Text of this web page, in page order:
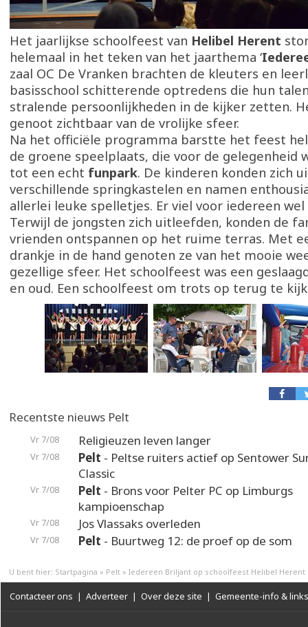
Het jaarlijkse schoolfeest van Helibel Herent
helemaal in het teken van het jaarthema ‘
zaal OC De Vranken brachten de kleuters en
basisschool schitterende optredens die hun
stralende persoonlijkheden in de kijker zetten.
genoot zichtbaar van de vrolijke sfeer.
Na het officiële programma barstte het feest
de groene speelplaats, die voor de gelegenheid
tot een echt funpark. De kinderen konden zich
verschillende springkastelen en namen
allerlei leuke spelletjes. Er viel voor iedereen
Terwijl de jongsten zich uitleefden, konden de
vrienden ontspannen op het ruime terras. Met
drankje in de hand genoten ze van het mooie
gezellige sfeer. Het schoolfeest was een
en oud. Een schoolfeest om trots op terug te
Recentste nieuws Pelt
Vr 7/08 Religieuzen leven langer
Vr 7/08 Pelt - Peltse ruiters actief op Sentower
Classic
Vr 7/08 Pelt - Brons voor Pelter PC op Limburgs
kampioenschap
Vr 7/08 Jos Vlassaks overleden
Vr 7/08 Pelt - Buurtweg 12: de proef op de som
U bent hier: Startpagina » Pelt » Iedereen Briljant op schoolfeest Helibel Herent
Contacteer ons | Adverteer | Over deze site | Gemeente-info & links